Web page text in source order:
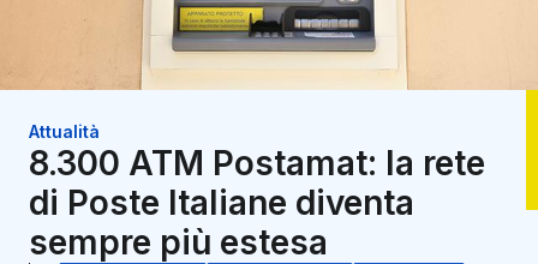
Attualità
8.300 ATM Postamat: la rete
di Poste Italiane diventa
sempre più estesa